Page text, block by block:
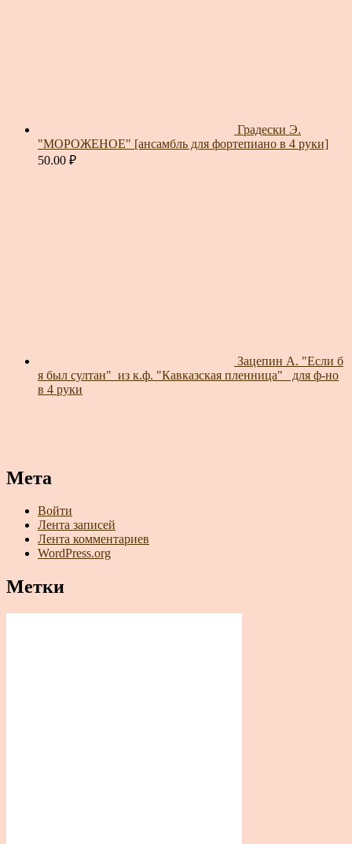
Градески Э.
"МОРОЖЕНОЕ" [ансамбль для фортепиано в 4 руки]
50.00 ₽
Зацепин А. "Если б
я был султан"_из к.ф. "Кавказская пленница"_ для ф-но
в 4 руки
Мета
Войти
Лента записей
Лента комментариев
WordPress.org
Метки